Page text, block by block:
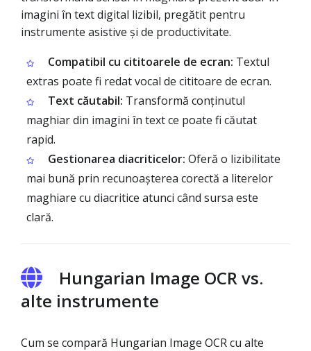
imagini în text digital lizibil, pregătit pentru
instrumente asistive și de productivitate.
Compatibil cu cititoarele de ecran: Textul
extras poate fi redat vocal de cititoare de ecran.
Text căutabil: Transformă conținutul
maghiar din imagini în text ce poate fi căutat
rapid.
Gestionarea diacriticelor: Oferă o lizibilitate
mai bună prin recunoașterea corectă a literelor
maghiare cu diacritice atunci când sursa este
clară.
Hungarian Image OCR vs.
alte instrumente
Cum se compară Hungarian Image OCR cu alte